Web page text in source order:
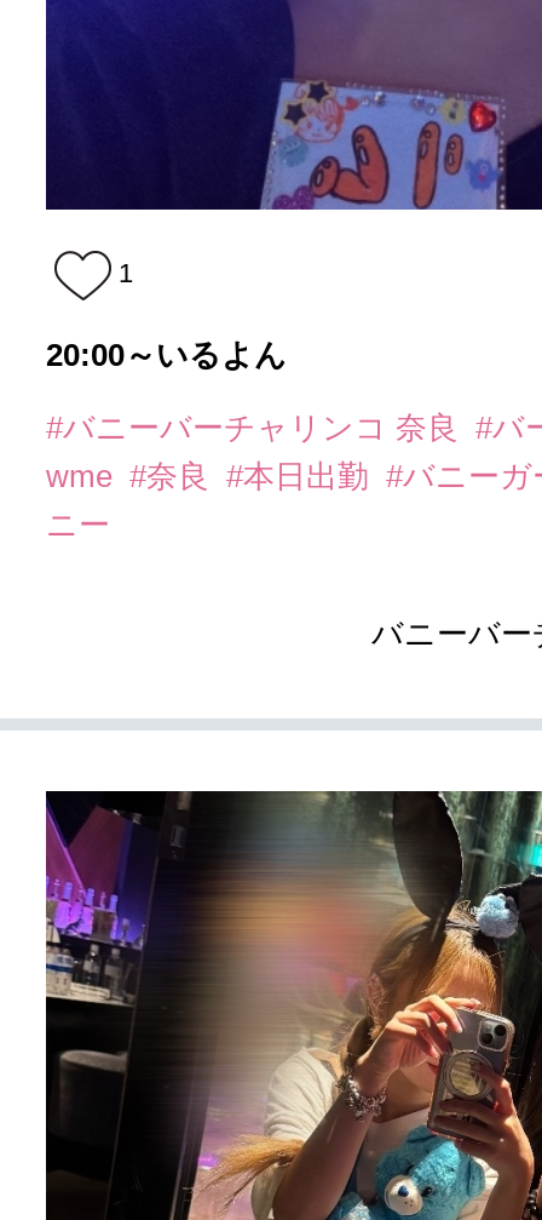
1
20:00～いるよん
#バニーバーチャリンコ 奈良
#バ
wme #奈良 #本日出勤 #バニー
ニー
バニーバ